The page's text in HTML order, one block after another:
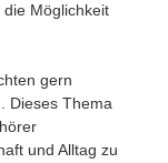
Möglichkeit
gern
Dieses Thema
und Alltag zu